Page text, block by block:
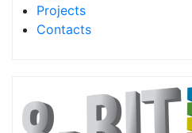
Projects
Contacts